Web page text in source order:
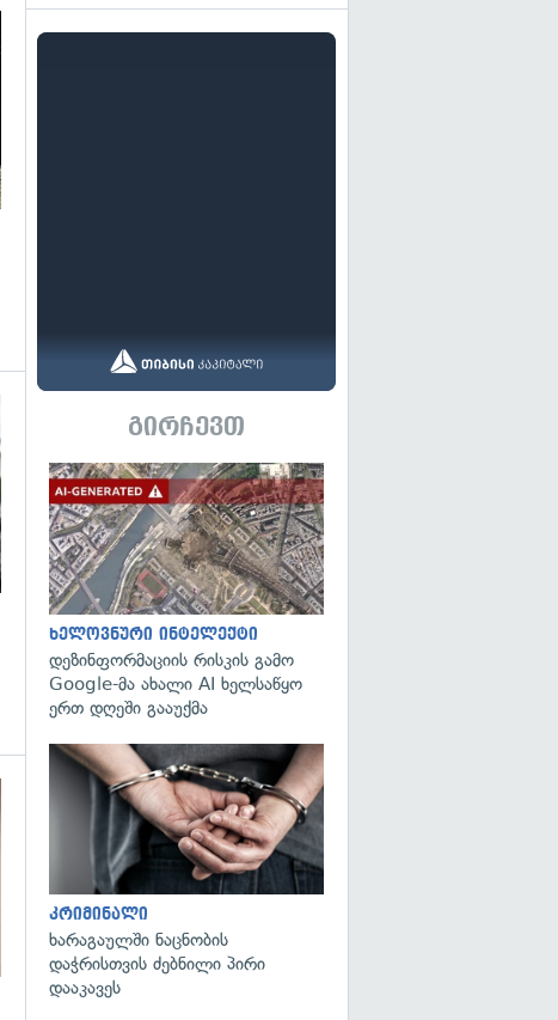
გადახედვა
გადახედვა
გირჩევთ
ხელოვნური ინტელექტი
დეზინფორმაციის რისკის გამო
Google-მა ახალი AI ხელსაწყო
ერთ დღეში გააუქმა
კრიმინალი
ხარაგაულში ნაცნობის
დაჭრისთვის ძებნილი პირი
დააკავეს